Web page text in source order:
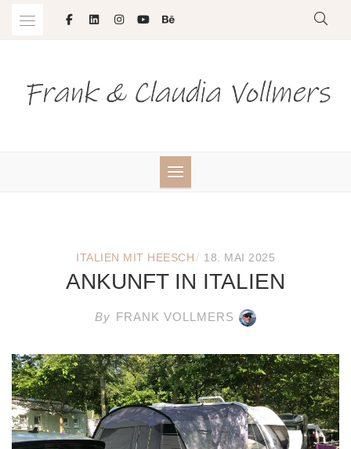
ITALIEN MIT HEESCH / 18. MAI 2025
ANKUNFT IN ITALIEN
By FRANK VOLLMERS